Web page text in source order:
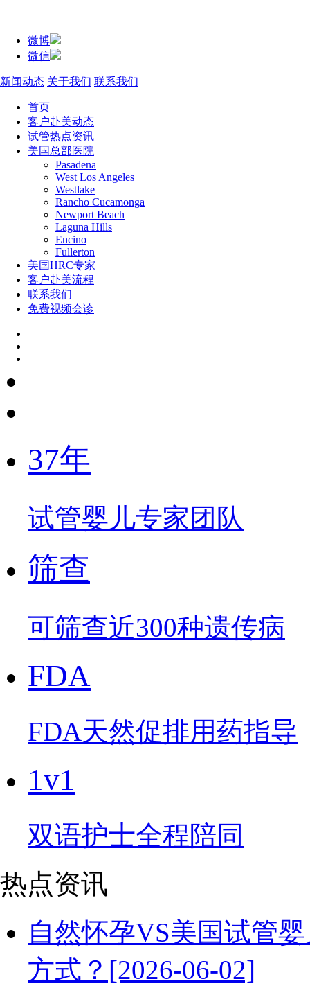
微博
微信
新闻动态 关于我们 联系我们
首页
客户赴美动态
试管热点资讯
美国总部医院
Pasadena
West Los Angeles
Westlake
Rancho Cucamonga
Newport Beach
Laguna Hills
Encino
Fullerton
美国HRC专家
客户赴美流程
联系我们
免费视频会诊
37年
试管婴儿专家团队
筛查
可筛查近300种遗传病
FDA
FDA天然促排用药指导
1v1
双语护士全程陪同
热点资讯
自然怀孕VS美国试管
方式？[2026-06-02]